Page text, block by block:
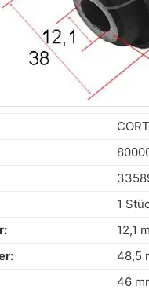
1
12,1
48,5
46